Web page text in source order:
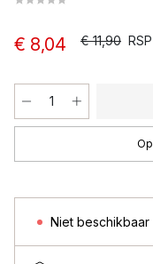
€ 8,04 € 11,90
Niet beschikbaar